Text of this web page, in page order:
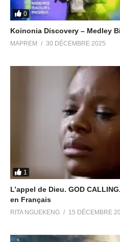
0
Koinonia Discovery – Medley
MAPREM 30 DÉCEMBRE 2025
1
L’appel de Dieu. GOD
en Français
RITA NGUEKENG 15 DÉCEMBRE